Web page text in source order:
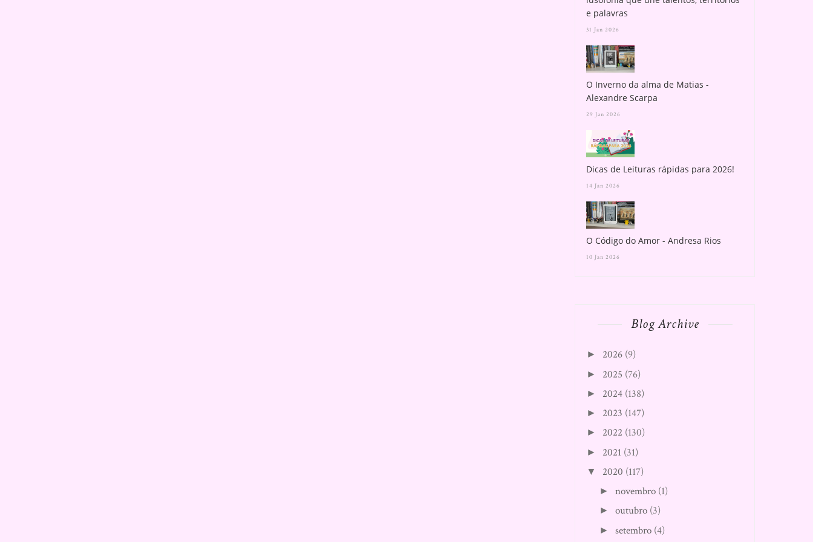
e palavras
31 Jan 2026
O Inverno da alma de Matias -
Alexandre Scarpa
29 Jan 2026
Dicas de Leituras rápidas para 2026!
14 Jan 2026
O Código do Amor - Andresa Rios
10 Jan 2026
Blog Archive
► 2026 (9)
► 2025 (76)
► 2024 (138)
► 2023 (147)
► 2022 (130)
► 2021 (31)
▼ 2020 (117)
► novembro (1)
► outubro (3)
► setembro (4)